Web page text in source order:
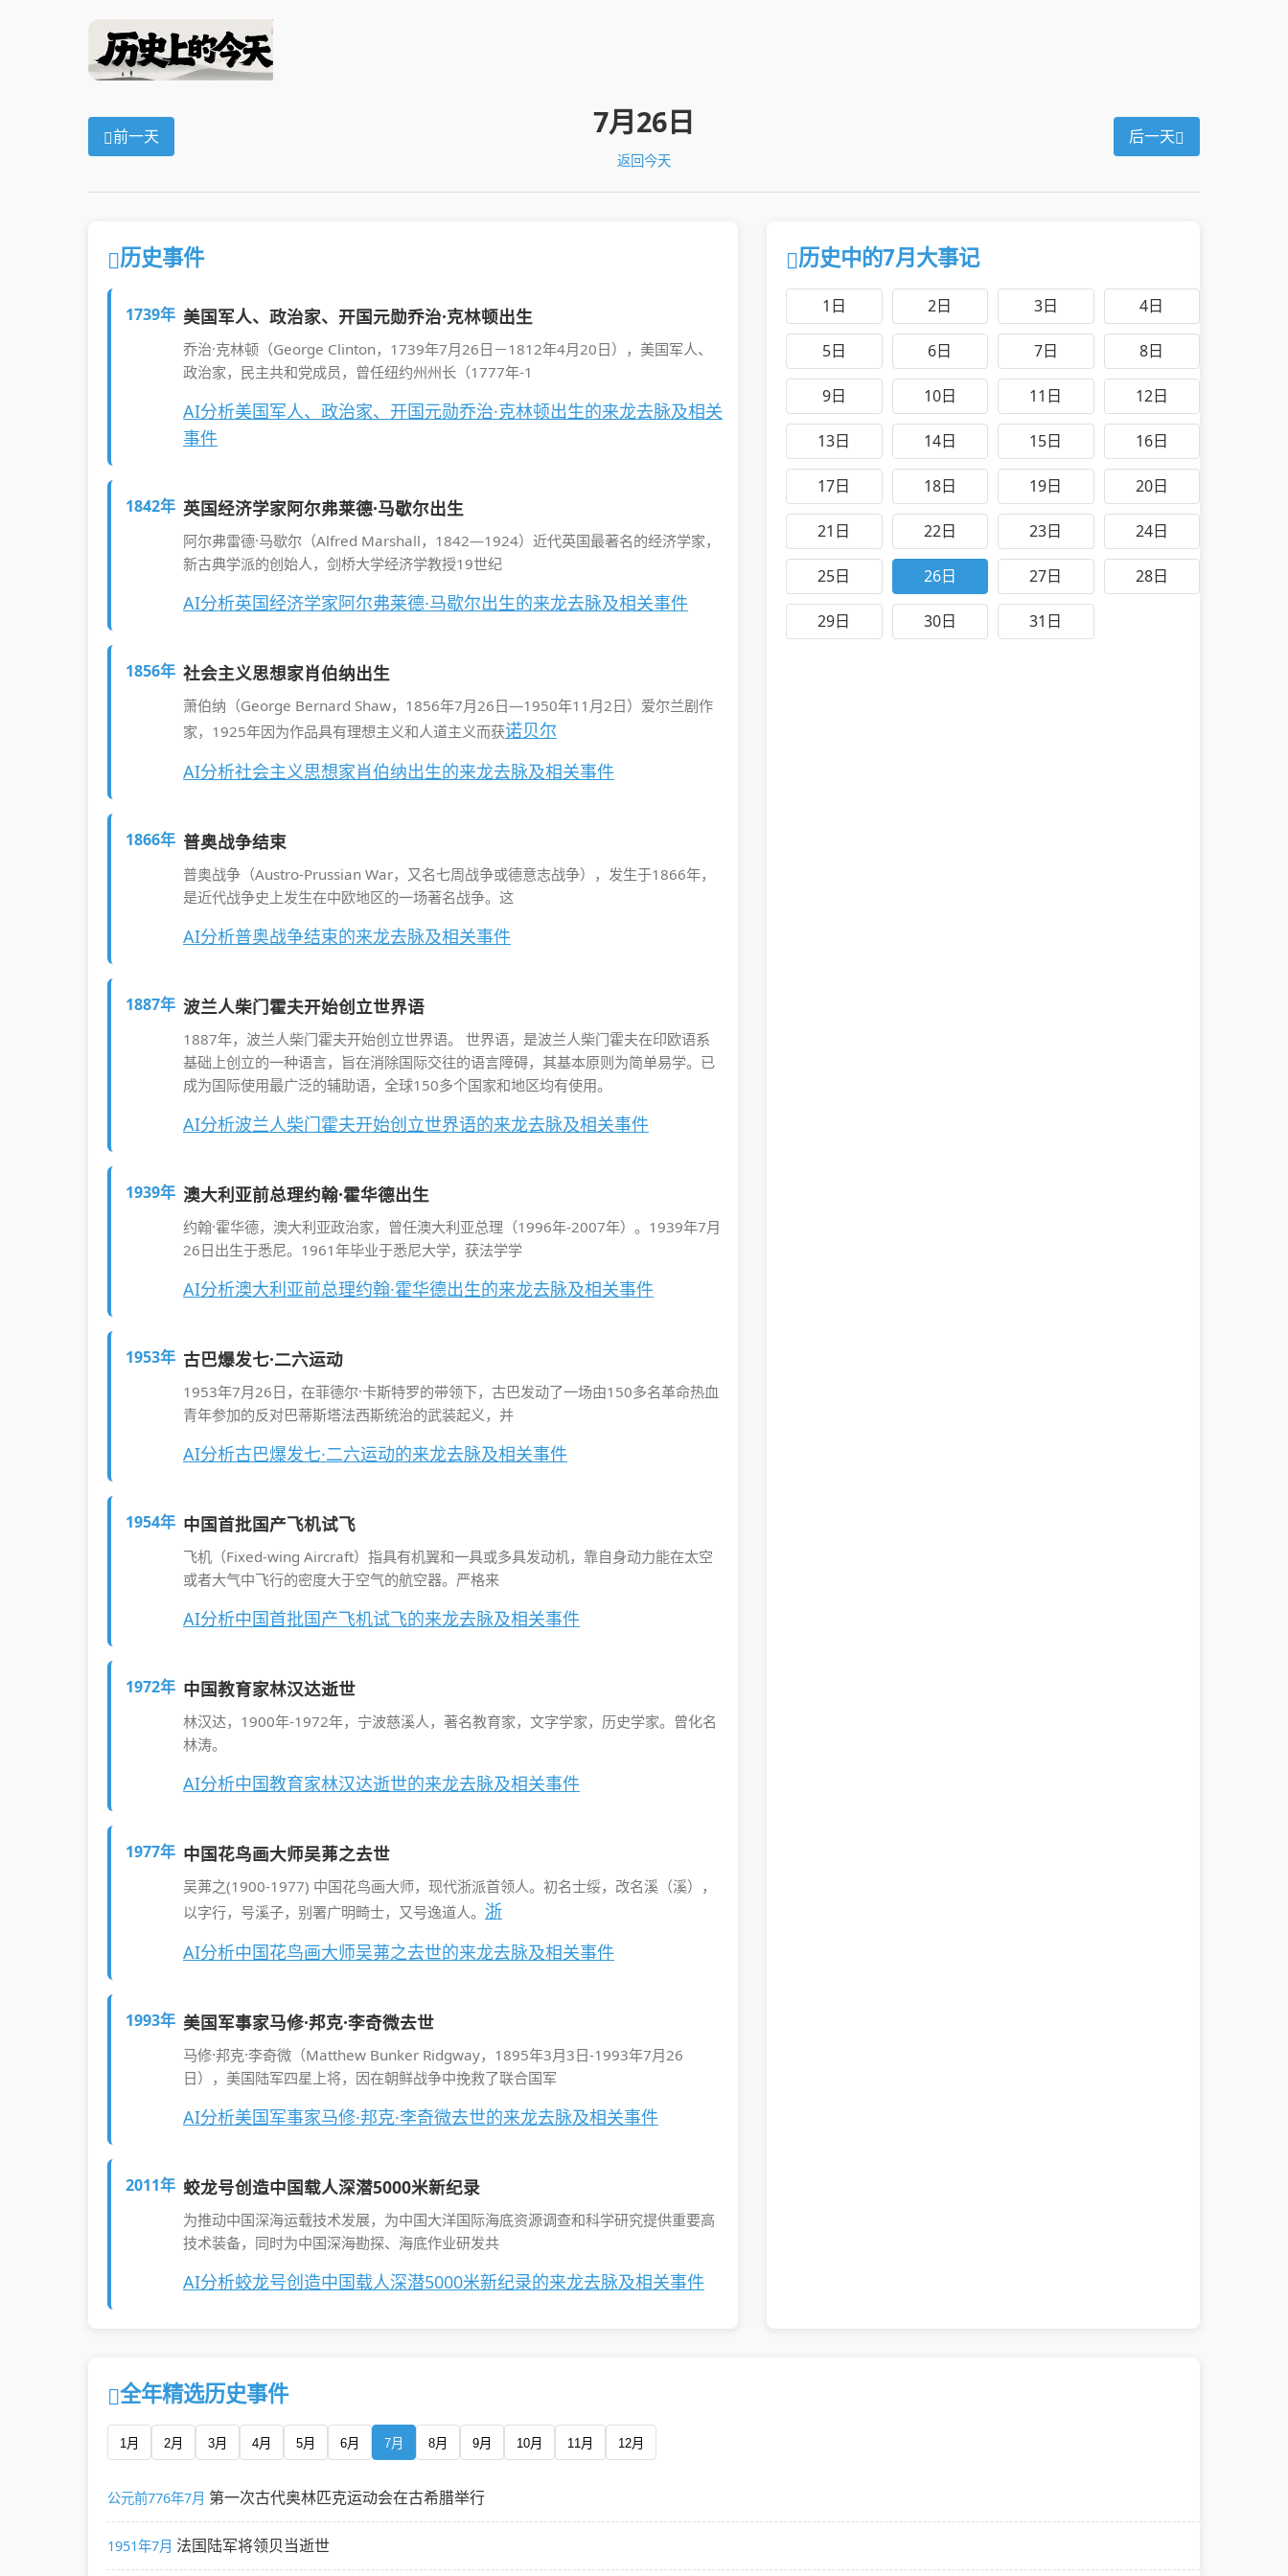
前一天 7月26日
返回今天
后一天
历史事件
1739年 美国军人、政治家、开国元勋乔治·克林顿出生
乔治·克林顿（George Clinton，1739年7月26日－1812年4月20日），美国军人、
政治家，民主共和党成员，曾任纽约州州长（1777年-1
AI分析美国军人、政治家、开国元勋乔治·克林顿出生的来龙去脉及相关
事件
1842年 英国经济学家阿尔弗莱德·马歇尔出生
阿尔弗雷德·马歇尔（Alfred Marshall，1842—1924）近代英国最著名的经济学家，
新古典学派的创始人，剑桥大学经济学教授19世纪
AI分析英国经济学家阿尔弗莱德·马歇尔出生的来龙去脉及相关事件
1856年 社会主义思想家肖伯纳出生
萧伯纳（George Bernard Shaw，1856年7月26日—1950年11月2日）爱尔兰剧作
家，1925年因为作品具有理想主义和人道主义而获诺贝尔
AI分析社会主义思想家肖伯纳出生的来龙去脉及相关事件
1866年 普奥战争结束
普奥战争（Austro-Prussian War，又名七周战争或德意志战争），发生于1866年，
是近代战争史上发生在中欧地区的一场著名战争。这
AI分析普奥战争结束的来龙去脉及相关事件
1887年 波兰人柴门霍夫开始创立世界语
1887年，波兰人柴门霍夫开始创立世界语。 世界语，是波兰人柴门霍夫在印欧语系
基础上创立的一种语言，旨在消除国际交往的语言障碍，其基本原则为简单易学。已
成为国际使用最广泛的辅助语，全球150多个国家和地区均有使用。
AI分析波兰人柴门霍夫开始创立世界语的来龙去脉及相关事件
1939年 澳大利亚前总理约翰·霍华德出生
约翰·霍华德，澳大利亚政治家，曾任澳大利亚总理（1996年-2007年）。1939年7月
26日出生于悉尼。1961年毕业于悉尼大学，获法学学
AI分析澳大利亚前总理约翰·霍华德出生的来龙去脉及相关事件
1953年 古巴爆发七·二六运动
1953年7月26日，在菲德尔·卡斯特罗的带领下，古巴发动了一场由150多名革命热血
青年参加的反对巴蒂斯塔法西斯统治的武装起义，并
AI分析古巴爆发七·二六运动的来龙去脉及相关事件
1954年 中国首批国产飞机试飞
飞机（Fixed-wing Aircraft）指具有机翼和一具或多具发动机，靠自身动力能在太空
或者大气中飞行的密度大于空气的航空器。严格来
AI分析中国首批国产飞机试飞的来龙去脉及相关事件
1972年 中国教育家林汉达逝世
林汉达，1900年-1972年，宁波慈溪人，著名教育家，文字学家，历史学家。曾化名
林涛。
AI分析中国教育家林汉达逝世的来龙去脉及相关事件
1977年 中国花鸟画大师吴茀之去世
吴茀之(1900-1977) 中国花鸟画大师，现代浙派首领人。初名士绥，改名溪（溪），
以字行，号溪子，别署广明畸士，又号逸道人。 浙
AI分析中国花鸟画大师吴茀之去世的来龙去脉及相关事件
1993年 美国军事家马修·邦克·李奇微去世
马修·邦克·李奇微（Matthew Bunker Ridgway，1895年3月3日-1993年7月26
日），美国陆军四星上将，因在朝鲜战争中挽救了联合国军
AI分析美国军事家马修·邦克·李奇微去世的来龙去脉及相关事件
2011年 蛟龙号创造中国载人深潜5000米新纪录
为推动中国深海运载技术发展，为中国大洋国际海底资源调查和科学研究提供重要高
技术装备，同时为中国深海勘探、海底作业研发共
AI分析蛟龙号创造中国载人深潜5000米新纪录的来龙去脉及相关事件
历史中的7月大事记
1日 2日 3日 4日
5日 6日 7日 8日
9日 10日 11日 12日
13日 14日 15日 16日
17日 18日 19日 20日
21日 22日 23日 24日
25日 26日 27日 28日
29日 30日 31日
全年精选历史事件
1月 2月 3月 4月 5月 6月 7月 8月 9月 10月 11月 12月
公元前776年7月 第一次古代奥林匹克运动会在古希腊举行
1951年7月 法国陆军将领贝当逝世